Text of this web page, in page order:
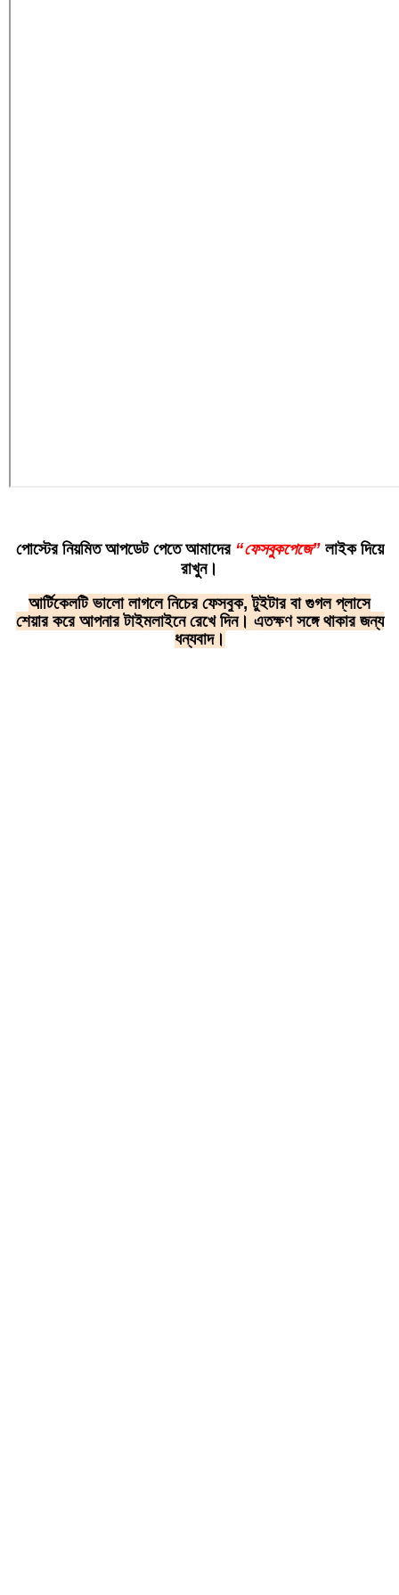
পোস্টের নিয়মিত আপডেট পেতে আমাদের “ফেসবুকপেজে”লাইক দিয়ে
রাখুন।
আর্টিকেলটি ভালো লাগলে নিচের ফেসবুক, টুইটার বা গুগল প্লাসে
শেয়ার করে আপনার টাইমলাইনে রেখে দিন। এতক্ষণ সঙ্গে থাকার জন্য
ধন্যবাদ।